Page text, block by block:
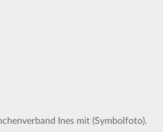
Ines mit (Symbolfoto).